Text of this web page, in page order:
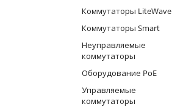
Коммутаторы LiteWave
Коммутаторы Smart
Неуправляемые
коммутаторы
Оборудование PoE
Управляемые
коммутаторы